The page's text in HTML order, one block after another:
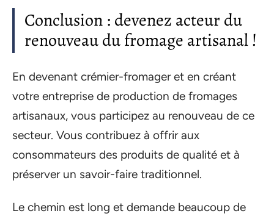
Conclusion : devenez acteur du
renouveau du fromage artisanal !
En devenant crémier-fromager et en créant
votre entreprise de production de fromages
artisanaux, vous participez au renouveau de ce
secteur. Vous contribuez à offrir aux
consommateurs des produits de qualité et à
préserver un savoir-faire traditionnel.
Le chemin est long et demande beaucoup de